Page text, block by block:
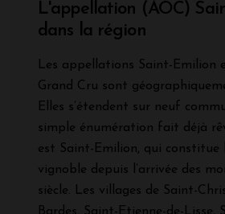
L'appellation (AOC)
dans la région
Les appellations Saint-Emilion
Grand Cru sont
Elles s’étendent sur neuf
simple énumération fait déjà
est Saint-Emilion, qui constitue
vignoble depuis l’arrivée des
siècle. Les villages de Saint-
Bardes, Saint-Etienne-de-Lisse,